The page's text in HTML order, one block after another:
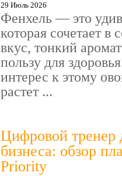
29 Июль 2026
Фенхель — это
которая сочетает в
вкус, тонкий
пользу для
интерес к этому
растет ...
Цифровой тренер
бизнеса: обзор
Priority